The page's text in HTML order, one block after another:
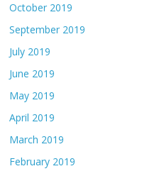
October 2019
September 2019
July 2019
June 2019
May 2019
April 2019
March 2019
February 2019